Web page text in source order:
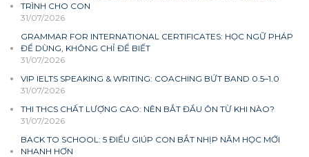
TRÌNH CHO CON
31/07/2026
GRAMMAR FOR INTERNATIONAL CERTIFICATES: HỌC NGỮ PHÁP
ĐỂ DÙNG, KHÔNG CHỈ ĐỂ BIẾT
31/07/2026
VIP IELTS SPEAKING & WRITING: COACHING BỨT BAND 0.5–1.0
31/07/2026
THI THCS CHẤT LƯỢNG CAO: NÊN BẮT ĐẦU ÔN TỪ KHI NÀO?
31/07/2026
BACK TO SCHOOL: 5 ĐIỀU GIÚP CON BẮT NHỊP NĂM HỌC MỚI
NHANH HƠN